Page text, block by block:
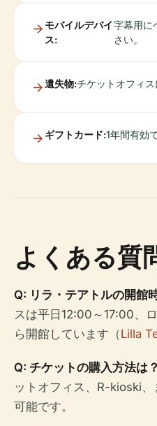
モバイルデバイ
ス:
字幕用に
さい。
遺失物:チケットオフィス
ギフトカード:1年間有効
よくある質
Q: リラ・テアトルの開館
スは平日12:00～17:00、
ら開館しています（Lilla
Q: チケットの購入方法は？
ットオフィス、R-kioski
可能です。